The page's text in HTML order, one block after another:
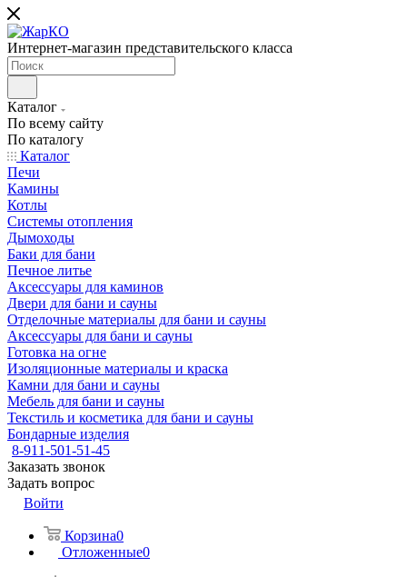
Интернет-магазин представительского класса
Каталог
По всему сайту
По каталогу
Каталог
Печи
Камины
Котлы
Системы отопления
Дымоходы
Баки для бани
Печное литье
Аксессуары для каминов
Двери для бани и сауны
Отделочные материалы для бани и сауны
Аксессуары для бани и сауны
Готовка на огне
Изоляционные материалы и краска
Камни для бани и сауны
Мебель для бани и сауны
Текстиль и косметика для бани и сауны
Бондарные изделия
8-911-501-51-45
Заказать звонок
Задать вопрос
Войти
Корзина0
Отложенные0